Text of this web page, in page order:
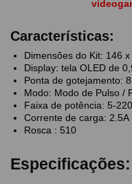
Características:
Dimensões do Kit: 146
Display: tela OLED de
Ponta de gotejamento:
Modo: Modo de Pulso /
Faixa de potência: 5-
Corrente de carga: 2.5A
Rosca : 510
Especificações: